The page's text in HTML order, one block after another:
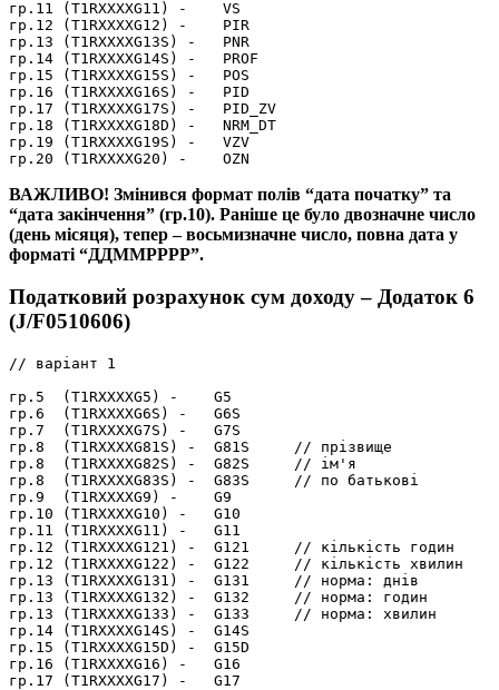
гр.11 (T1RXXXXG11) -    VS
гр.12 (T1RXXXXG12) -    PIR
гр.13 (T1RXXXXG13S) -   PNR
гр.14 (T1RXXXXG14S) -   PROF
гр.15 (T1RXXXXG15S) -   POS
гр.16 (T1RXXXXG16S) -   PID
гр.17 (T1RXXXXG17S) -   PID_ZV
гр.18 (T1RXXXXG18D) -   NRM_DT
гр.19 (T1RXXXXG19S) -   VZV
ВАЖЛИВО! Змінився формат полів “дата початку” та
“дата закінчення” (гр.10). Раніше це було двозначне число
(день місяця), тепер – восьмизначне число, повна дата у
форматі “ДДММРРРР”.
Податковий розрахунок сум доходу – Додаток 6
(J/F0510606)
// варіант 1
гр.5  (T1RXXXXG5) -    G5
гр.6  (T1RXXXXG6S) -   G6S
гр.7  (T1RXXXXG7S) -   G7S
гр.8  (T1RXXXXG81S) -  G81S     // прізвище
гр.8  (T1RXXXXG82S) -  G82S     // ім'я
гр.8  (T1RXXXXG83S) -  G83S     // по батькові
гр.9  (T1RXXXXG9) -    G9
гр.10 (T1RXXXXG10) -   G10
гр.11 (T1RXXXXG11) -   G11
гр.12 (T1RXXXXG121) -  G121     // кількість годин
гр.12 (T1RXXXXG122) -  G122     // кількість хвилин
гр.13 (T1RXXXXG131) -  G131     // норма: днів
гр.13 (T1RXXXXG132) -  G132     // норма: годин
гр.13 (T1RXXXXG133) -  G133     // норма: хвилин
гр.14 (T1RXXXXG14S) -  G14S
гр.15 (T1RXXXXG15D) -  G15D
гр.16 (T1RXXXXG16) -   G16
гр.17 (T1RXXXXG17) -   G17